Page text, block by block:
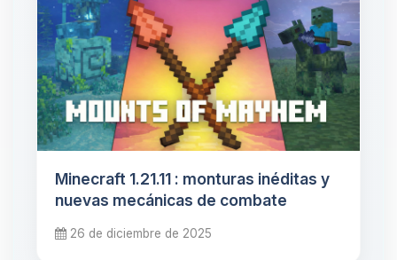
Minecraft 1.21.11 : monturas inéditas y
nuevas mecánicas de combate
26 de diciembre de 2025